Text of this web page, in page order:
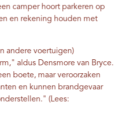
camper hoort parkeren op
en rekening houden met
andere voertuigen)
aldus Densmore van Bryce.
boete, maar veroorzaken
en kunnen brandgevaar
(Lees: